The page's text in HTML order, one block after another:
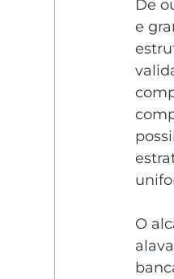
De
e
O